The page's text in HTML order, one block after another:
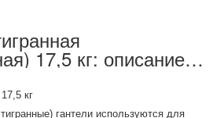
17,5 кг: описание
кг
гантели используются для